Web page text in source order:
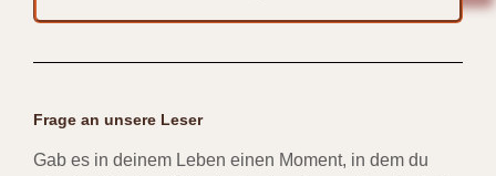
Frage an unsere Leser
Gab es in deinem Leben einen Moment, in dem du